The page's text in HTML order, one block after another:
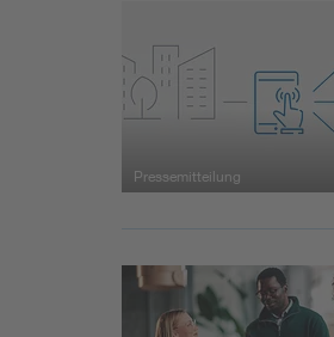
Pressemitteilung